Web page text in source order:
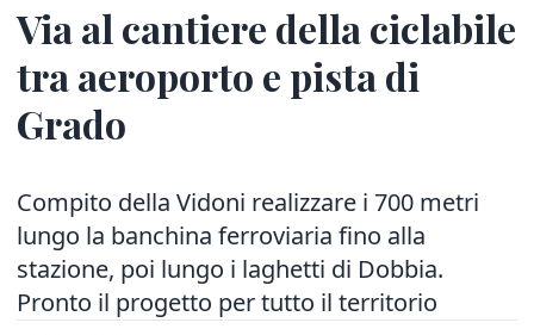
Via al cantiere della ciclabile
tra aeroporto e pista di
Grado
Compito della Vidoni realizzare i 700 metri
lungo la banchina ferroviaria fino alla
stazione, poi lungo i laghetti di Dobbia.
Pronto il progetto per tutto il territorio